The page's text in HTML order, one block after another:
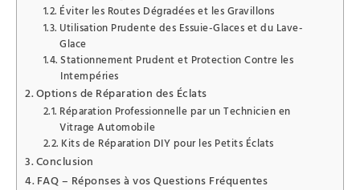
Éviter les Routes Dégradées et les Gravillons
Utilisation Prudente des Essuie-Glaces et du Lave-
Glace
Stationnement Prudent et Protection Contre les
Intempéries
Options de Réparation des Éclats
Réparation Professionnelle par un Technicien en
Vitrage Automobile
Kits de Réparation DIY pour les Petits Éclats
Conclusion
FAQ – Réponses à vos Questions Fréquentes